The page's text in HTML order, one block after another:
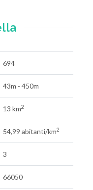
694
43m - 450m
13 km2
54,99 abitanti/km2
3
66050